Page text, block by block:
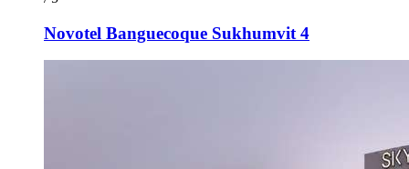
Novotel Banguecoque Sukhumvit 4